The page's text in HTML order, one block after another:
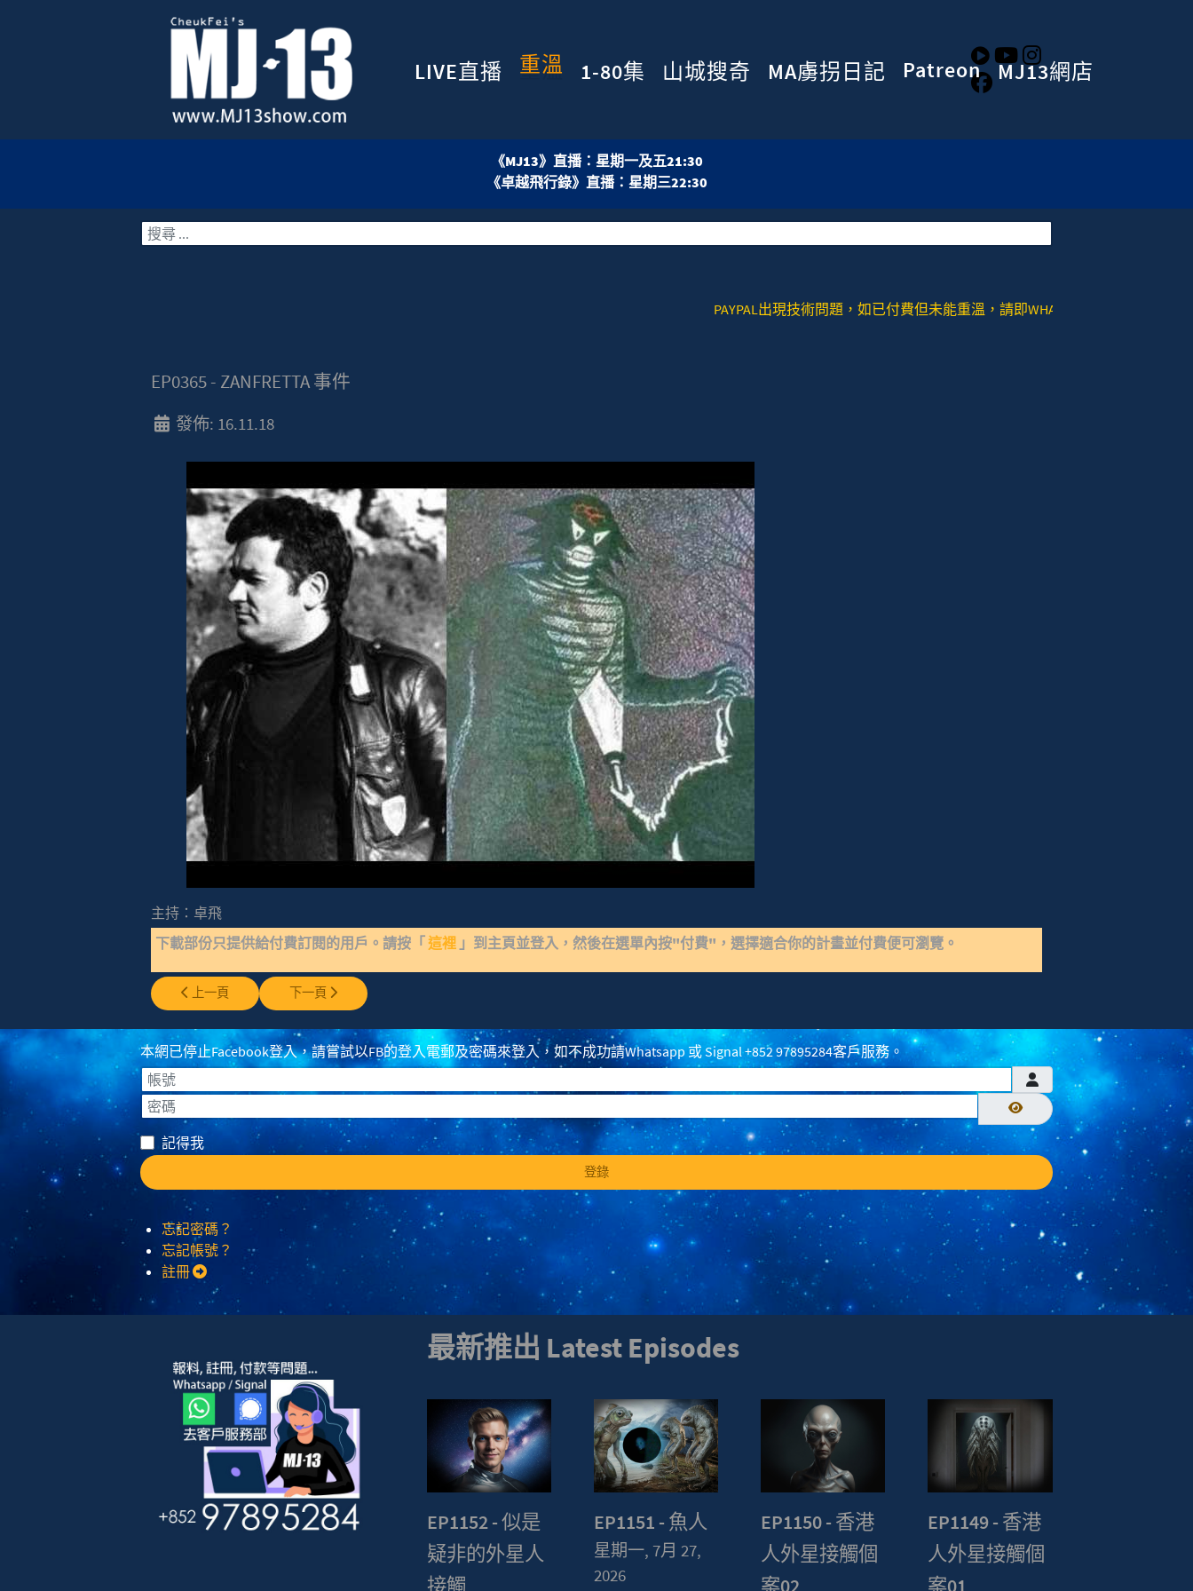
LIVE直播 重溫 1-80集 山城搜奇 MA虜拐日記 Patreon MJ13網店
《MJ13》直播：星期一及五21:30
《卓越飛行錄》直播：星期三22:30
搜索
PAYPAL出現技術問題，如已付費但未能重溫，請即WHATSAPP或者SIGNAL去：+852
EP0365 - ZANFRETTA 事件
發佈: 16.11.18
主持：卓飛
下載部份只提供給付費訂閱的用戶。請按「這裡 」到主頁並登入，然後在選單內按"付費"，選擇適合你的計畫並付費便可瀏覽。
上一篇文章: EP0366 - 相思湯+太古UFO拆解
上一頁 下一篇文章: EP0364 - Psychedelics Plants
下一頁
本網已停止Facebook登入，請嘗試以FB的登入電郵及密碼來登入，如不成功請Whatsapp 或 Signal +852 97895284客戶服務。
帳號
密碼
顯示密碼
記得我
登錄
忘記密碼？
忘記帳號？
註冊
最新推出 Latest Episodes
EP1152 - 似是
疑非的外星人
接觸
EP1151 - 魚人
星期一, 7月 27,
2026
EP1150 - 香港
人外星接觸個
案02
EP1149 - 香港
人外星接觸個
案01